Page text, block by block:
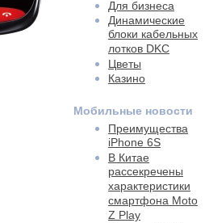
Для бизнеса
Динамические
блоки кабельных
лотков DKC
Цветы
Казино
Мобильные новости
Преимущества
iPhone 6S
В Китае
рассекречены
характеристики
смартфона Moto
Z Play